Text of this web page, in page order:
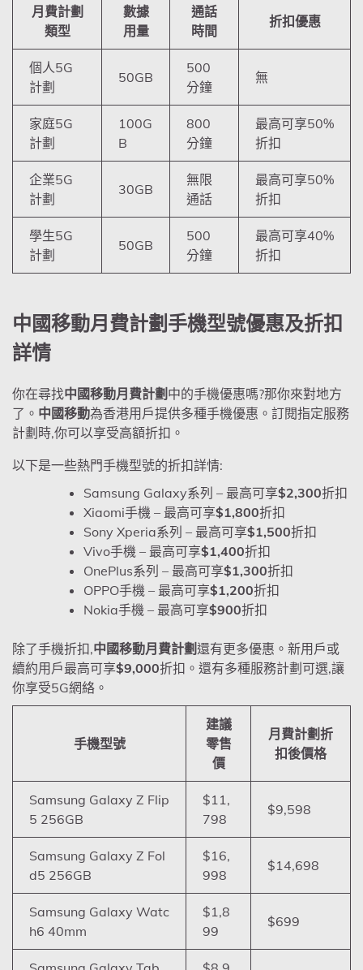
月費計劃
類型
數據
用量
通話
時間
折扣優惠
個人5G
計劃
50GB
500
分鐘
無
家庭5G
計劃
100G
B
800
分鐘
最高可享50%
折扣
企業5G
計劃
30GB
無限
通話
最高可享50%
折扣
學生5G
計劃
50GB
500
分鐘
最高可享40%
折扣
中國移動月費計劃手機型號優惠及折扣
詳情
你在尋找中國移動月費計劃 中的手機優惠嗎?那你來對地方
了。 中國移動為香港用戶提供多種手機優惠。訂閱指定服務
計劃時,你可以享受高額折扣。
以下是一些熱門手機型號的折扣詳情:
Samsung Galaxy系列 – 最高可享$2,300折扣
Xiaomi手機 – 最高可享$1,800折扣
Sony Xperia系列 – 最高可享$1,500折扣
Vivo手機 – 最高可享$1,400折扣
OnePlus系列 – 最高可享$1,300折扣
OPPO手機 – 最高可享$1,200折扣
Nokia手機 – 最高可享$900折扣
除了手機折扣,中國移動月費計劃還有更多優惠。新用戶或
續約用戶最高可享$9,000折扣。還有多種服務計劃可選,讓
你享受5G網絡。
手機型號
建議
零售
價
月費計劃折
扣後價格
Samsung Galaxy Z Flip
5 256GB
$11,
798
$9,598
Samsung Galaxy Z Fol
d5 256GB
$16,
998
$14,698
Samsung Galaxy Watc
h6 40mm
$1,8
99
$699